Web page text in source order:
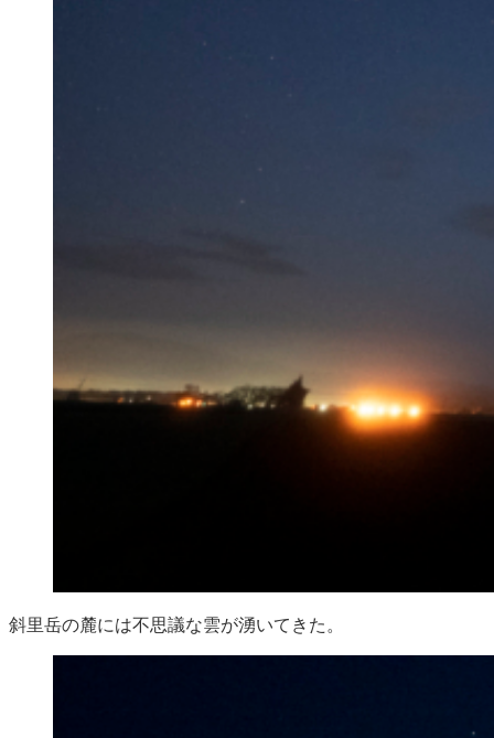
斜里岳の麓には不思議な雲が湧いてきた。